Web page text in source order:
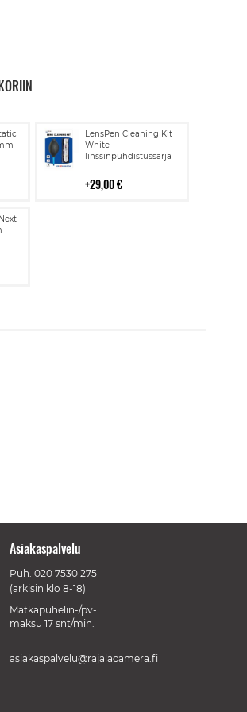
-
LensPen Cleaning Kit
White -
linssinpuhdistussarja
29,00 €
Lisää
ostoskoriin
Asiakaspalvelu
Puh. 020 7530 275
(arkisin klo 8-18)
Matkapuhelin-/pv-
maksu 17 snt/min.
asiakaspalvelu@rajalacamera.fi